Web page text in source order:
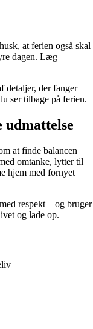
at ferien også skal
dagen. Læg
detaljer, der fanger
ser tilbage på ferien.
udmattelse
at finde balancen
omtanke, lytter til
hjem med fornyet
respekt – og bruger
og lade op.